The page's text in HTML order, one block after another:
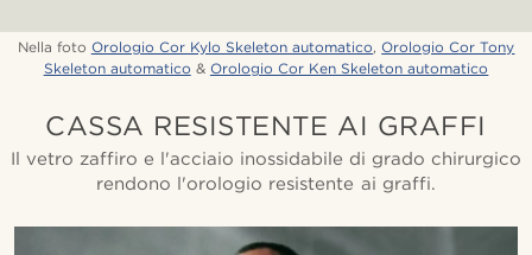
Nella foto Orologio Cor Kylo Skeleton automatico,Orologio Cor Tony
Skeleton automatico & Orologio Cor Ken Skeleton automatico
CASSA RESISTENTE AI GRAFFI
Il vetro zaffiro e l'acciaio inossidabile di grado chirurgico
rendono l'orologio resistente ai graffi.